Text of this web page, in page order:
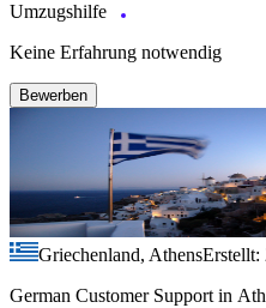
Umzugshilfe
Keine Erfahrung notwendig
Bewerben
Griechenland, AthensErstellt:
German Customer Support in